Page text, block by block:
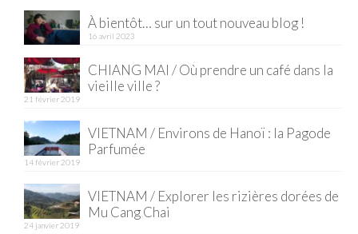
Vietnam
Baie d’Halong
Hanoi
Mai Chau
Ninh Binh
À bientôt… sur un tout nouveau blog !
16 avril 2023
CHIANG MAI / Où prendre un café dans la
vieille ville ?
21 février 2019
VIETNAM / Environs de Hanoï : la Pagode
Parfumée
14 février 2019
VIETNAM / Explorer les rizières dorées de
Mu Cang Chai
24 janvier 2019